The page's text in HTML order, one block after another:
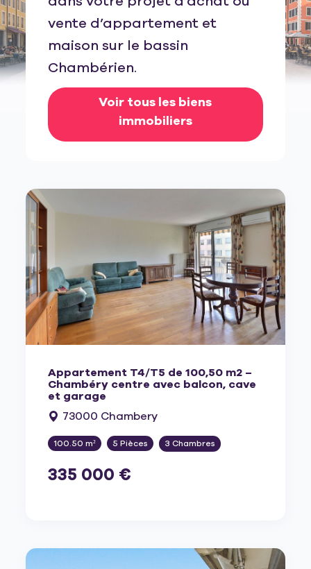
vente d’appartement et
maison sur le bassin
Chambérien.
Voir tous les biens
immobiliers
Appartement T4/T5 de 100,50 m2 –
Chambéry centre avec balcon, cave
et garage
73000 Chambery
100.50 m² 5 Pièces 3 Chambres
335 000 €